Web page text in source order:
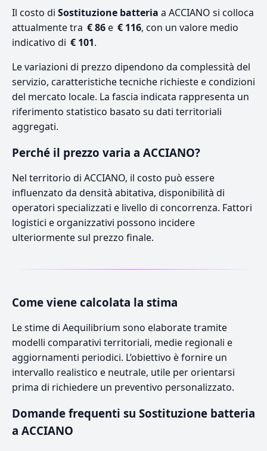
Il costo di Sostituzione batteria a ACCIANO si colloca
attualmente tra € 86e € 116, con un valore medio
indicativo di € 101.
Le variazioni di prezzo dipendono da complessità del
servizio, caratteristiche tecniche richieste e condizioni
del mercato locale. La fascia indicata rappresenta un
riferimento statistico basato su dati territoriali
aggregati.
Perché il prezzo varia a ACCIANO?
Nel territorio di ACCIANO, il costo può essere
influenzato da densità abitativa, disponibilità di
operatori specializzati e livello di concorrenza. Fattori
logistici e organizzativi possono incidere
ulteriormente sul prezzo finale.
Come viene calcolata la stima
Le stime di Aequilibrium sono elaborate tramite
modelli comparativi territoriali, medie regionali e
aggiornamenti periodici. L’obiettivo è fornire un
intervallo realistico e neutrale, utile per orientarsi
prima di richiedere un preventivo personalizzato.
Domande frequenti su Sostituzione batteria
a ACCIANO